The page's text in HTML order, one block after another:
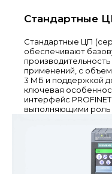
Стандартные
Стандартные ЦП (серии
обеспечивают
применений, с
3 МБ и поддержкой
ключевая
интерфейс
выполняющими роль